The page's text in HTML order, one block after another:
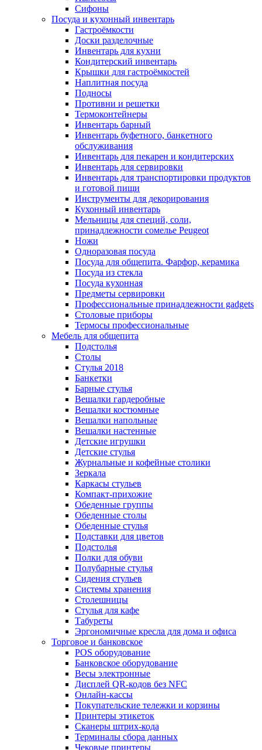
Сифоны
Посуда и кухонный инвентарь
Гастроёмкости
Доски разделочные
Инвентарь для кухни
Кондитерский инвентарь
Крышки для гастроёмкостей
Наплитная посуда
Подносы
Противни и решетки
Термоконтейнеры
Инвентарь барный
Инвентарь буфетного, банкетного
обслуживания
Инвентарь для пекарен и кондитерских
Инвентарь для сервировки
Инвентарь для транспортировки продуктов
и готовой пищи
Инструменты для декорирования
Кухонный инвентарь
Мельницы для специй, соли,
принадлежности сомелье Peugeot
Ножи
Одноразовая посуда
Посуда для общепита. Фарфор, керамика
Посуда из стекла
Посуда кухонная
Предметы сервировки
Профессиональные принадлежности gadgets
Столовые приборы
Термосы профессиональные
Мебель для общепита
Подстолья
Столы
Стулья 2018
Банкетки
Барные стулья
Вешалки гардеробные
Вешалки костюмные
Вешалки напольные
Вешалки настенные
Детские игрушки
Детские стулья
Журнальные и кофейные столики
Зеркала
Каркасы стульев
Компакт-прихожие
Обеденные группы
Обеденные столы
Обеденные стулья
Подставки для цветов
Подстолья
Полки для обуви
Полубарные стулья
Сидения стульев
Системы хранения
Столешницы
Стулья для кафе
Табуреты
Эргономичные кресла для дома и офиса
Торговое и банковское
POS оборудование
Банковское оборудование
Весы электронные
Дисплей QR-кодов без NFC
Онлайн-кассы
Покупательские тележки и корзины
Принтеры этикеток
Сканеры штрих-кода
Терминалы сбора данных
Чековые принтеры